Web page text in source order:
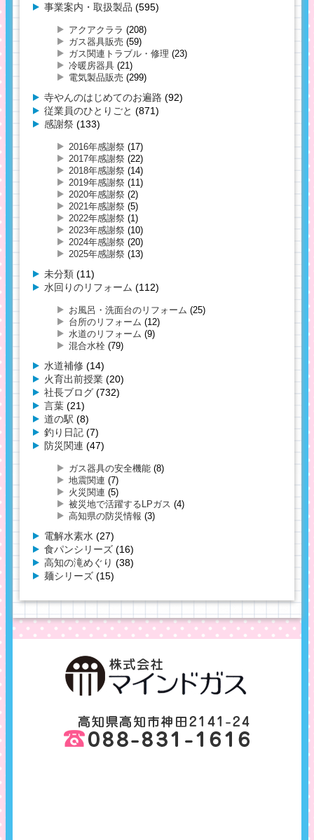
事業案内・取扱製品 (595)
アクアクララ (208)
ガス器具販売 (59)
ガス関連トラブル・修理 (23)
冷暖房器具 (21)
電気製品販売 (299)
寺やんのはじめてのお遍路 (92)
従業員のひとりごと (871)
感謝祭 (133)
2016年感謝祭 (17)
2017年感謝祭 (22)
2018年感謝祭 (14)
2019年感謝祭 (11)
2020年感謝祭 (2)
2021年感謝祭 (5)
2022年感謝祭 (1)
2023年感謝祭 (10)
2024年感謝祭 (20)
2025年感謝祭 (13)
未分類 (11)
水回りのリフォーム (112)
お風呂・洗面台のリフォーム (25)
台所のリフォーム (12)
水道のリフォーム (9)
混合水栓 (79)
水道補修 (14)
火育出前授業 (20)
社長ブログ (732)
言葉 (21)
道の駅 (8)
釣り日記 (7)
防災関連 (47)
ガス器具の安全機能 (8)
地震関連 (7)
火災関連 (5)
被災地で活躍するLPガス (4)
高知県の防災情報 (3)
電解水素水 (27)
食パンシリーズ (16)
高知の滝めぐり (38)
麺シリーズ (15)